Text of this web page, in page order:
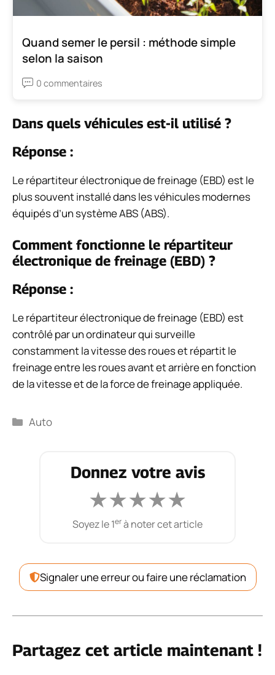
Quand semer le persil : méthode simple
selon la saison
0 commentaires
Dans quels véhicules est-il utilisé ?
Réponse :
Le répartiteur électronique de freinage (EBD) est le
plus souvent installé dans les véhicules modernes
équipés d’un système ABS (ABS).
Comment fonctionne le répartiteur
électronique de freinage (EBD) ?
Réponse :
Le répartiteur électronique de freinage (EBD) est
contrôlé par un ordinateur qui surveille
constamment la vitesse des roues et répartit le
freinage entre les roues avant et arrière en fonction
de la vitesse et de la force de freinage appliquée.
Catégories
Auto
Donnez votre avis
★★★★★
Soyez le 1erà noter cet article
Signaler une erreur ou faire une réclamation
Partagez cet article maintenant !